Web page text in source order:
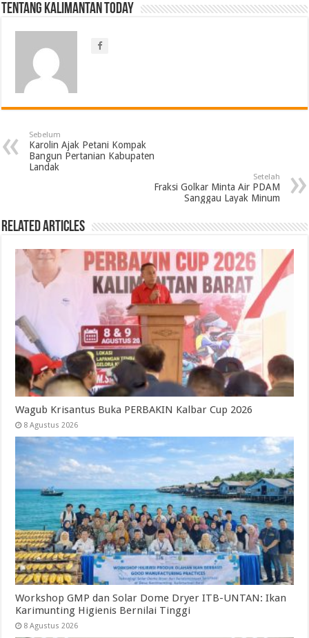
Tentang Kalimantan Today
Sebelum
Karolin Ajak Petani Kompak
Bangun Pertanian Kabupaten
Landak
Setelah
Fraksi Golkar Minta Air PDAM
Sanggau Layak Minum
Related Articles
Wagub Krisantus Buka PERBAKIN Kalbar Cup 2026
8 Agustus 2026
Workshop GMP dan Solar Dome Dryer ITB-UNTAN: Ikan
Karimunting Higienis Bernilai Tinggi
8 Agustus 2026